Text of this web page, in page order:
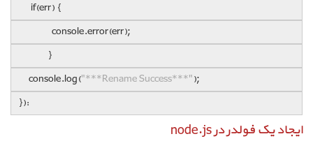
if(err) {
console.error(err);
}
console.log("***Rename Success***");
}):
ایجاد یک فولدر در node.js